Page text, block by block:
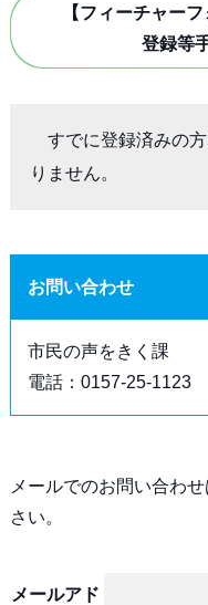
【フィーチャー
登録等
すでに登録済みの
りません。
お問い合わせ
市民の声をきく課
電話：0157-25-1123
メールでのお問い合わ
さい。
メールアド